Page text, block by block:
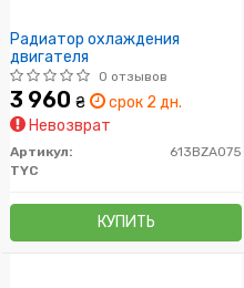
Радиатор охлаждения
двигателя
0 отзывов
3 960 ₴
срок 2 дн.
Невозврат
Артикул:
613BZA075
TYC
КУПИТЬ